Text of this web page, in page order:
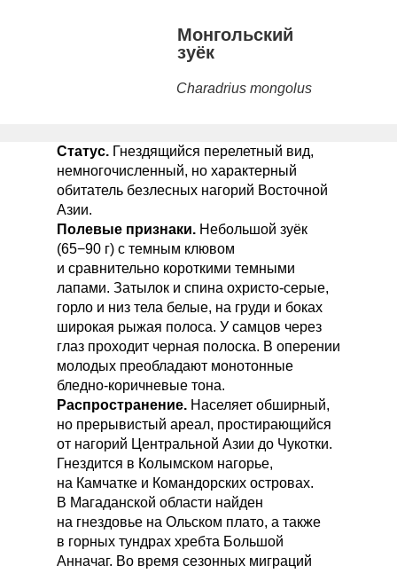
Монгольский
зуëк
Charadrius mongolus
Статус. Гнездящийся перелетный вид,
немногочисленный, но характерный
обитатель безлесных нагорий Восточной
Азии.
Полевые признаки. Небольшой зуëк
(65−90 г) с темным клювом
и сравнительно короткими темными
лапами. Затылок и спина охристо-серые,
горло и низ тела белые, на груди и боках
широкая рыжая полоса. У самцов через
глаз проходит черная полоска. В оперении
молодых преобладают монотонные
бледно-коричневые тона.
Распространение. Населяет обширный,
но прерывистый ареал, простирающийся
от нагорий Центральной Азии до Чукотки.
Гнездится в Колымском нагорье,
на Камчатке и Командорских островах.
В Магаданской области найден
на гнездовье на Ольском плато, а также
в горных тундрах хребта Большой
Анначаг. Во время сезонных миграций